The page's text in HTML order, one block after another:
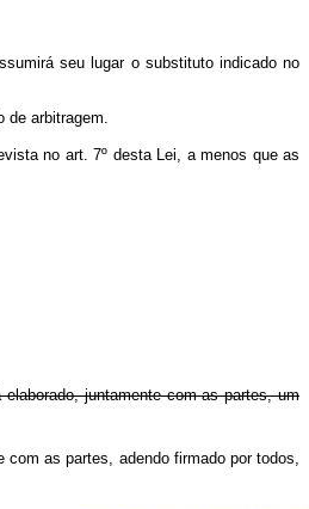
seu lugar o substituto indicado no
arbitragem.
no art. 7º desta Lei, a menos que as
juntamente com as partes, um
as partes, adendo firmado por todos,